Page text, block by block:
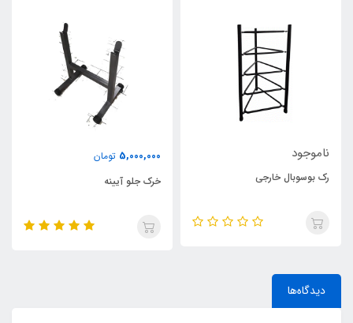
ناموجود
رک بوسوبال خارجی
5,000,000 تومان
خرک جلو آیینه
دیدگاه‌ها